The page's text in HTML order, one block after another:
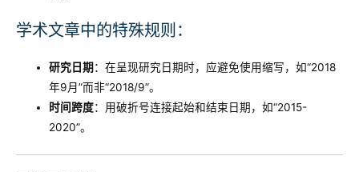
学术文章中的特殊规则：
研究日期 ：在呈现研究日期时，应避免使用缩写，如“2018
年9月”而非“2018/9”。
时间跨度：用破折号连接起始和结束日期，如“2015-
2020”。